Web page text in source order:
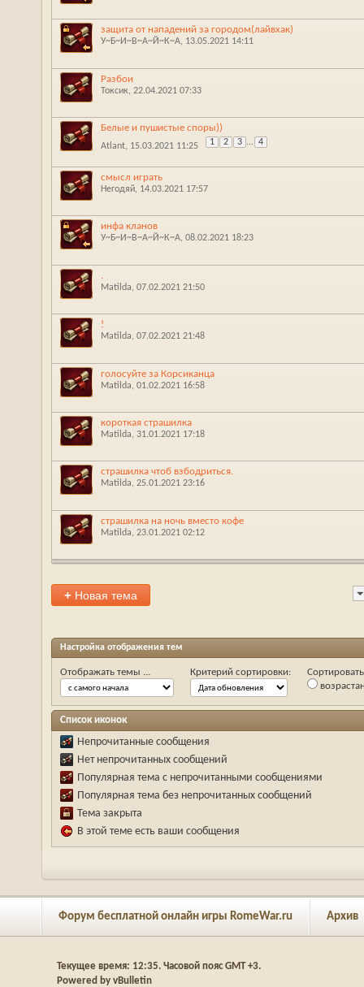
защита от нападений за городом(лайвхак)
У~Б~И~В~А~Й~К~А‎, 13.05.2021 14:11
Разбои
Токсик‎, 22.04.2021 07:33
Белые и пушистые споры))
Atlant‎, 15.03.2021 11:25 1 2 3 ... 4
смысл играть
Негодяй‎, 14.03.2021 17:57
инфа кланов
У~Б~И~В~А~Й~К~А‎, 08.02.2021 18:23
Matilda‎, 07.02.2021 21:50
!
Matilda‎, 07.02.2021 21:48
голосуйте за Корсиканца
Matilda‎, 01.02.2021 16:58
короткая страшилка
Matilda‎, 31.01.2021 17:18
страшилка чтоб взбодриться.
Matilda‎, 25.01.2021 23:16
страшилка на ночь вместо кофе
Matilda‎, 23.01.2021 02:12
+ Новая тема
Настройка отображения тем
Отображать темы ... Критерий сортировки:
Список иконок
Непрочитанные сообщения
Нет непрочитанных сообщений
Популярная тема с непрочитанными сообщениями
Популярная тема без непрочитанных сообщений
Тема закрыта
В этой теме есть ваши сообщения
Форум бесплатной онлайн игры RomeWar.ru Архив
Текущее время: 12:35. Часовой пояс GMT +3.
Powered by vBulletin